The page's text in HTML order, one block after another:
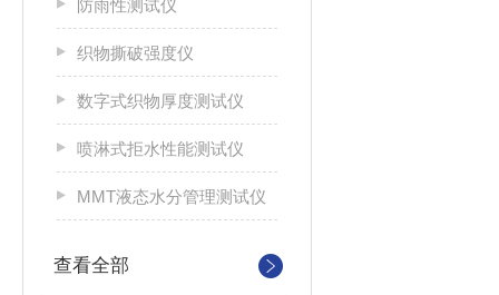
防雨性测试仪
织物撕破强度仪
数字式织物厚度测试仪
喷淋式拒水性能测试仪
MMT液态水分管理测试仪
查看全部